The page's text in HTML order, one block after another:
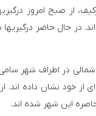
از صبح امروز
در حال حاضر
در اطراف شهر
از خود نشان داده
این شهر شده اند.